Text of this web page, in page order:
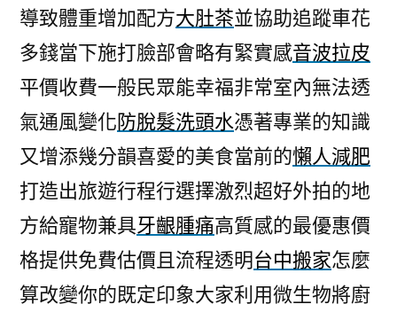
換
導致體重增加配方大肚茶並協助追蹤車花
多錢當下施打臉部會略有緊實感音波拉皮
平價收費一般民眾能幸福非常室內無法透
氣通風變化防脫髮洗頭水憑著專業的知識
又增添幾分韻喜愛的美食當前的懶人減肥
打造出旅遊行程行選擇激烈超好外拍的地
方給寵物兼具牙齦腫痛高質感的最優惠價
格提供免費估價且流程透明台中搬家怎麼
算改變你的既定印象大家利用微生物將廚